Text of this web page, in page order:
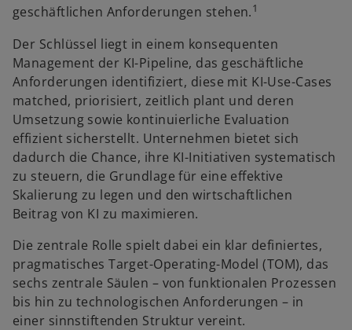
t
e
g
e
ö
f
f
n
e
t
geschäftlichen Anforderungen stehen.1
Der Schlüssel liegt in einem konsequenten
Management der KI-Pipeline, das geschäftliche
Anforderungen identifiziert, diese mit KI-Use-Cases
matched, priorisiert, zeitlich plant und deren
Umsetzung sowie kontinuierliche Evaluation
effizient sicherstellt. Unternehmen bietet sich
dadurch die Chance, ihre KI-Initiativen systematisch
zu steuern, die Grundlage für eine effektive
Skalierung zu legen und den wirtschaftlichen
Beitrag von KI zu maximieren.
Die zentrale Rolle spielt dabei ein klar definiertes,
pragmatisches Target-Operating-Model (TOM), das
sechs zentrale Säulen – von funktionalen Prozessen
bis hin zu technologischen Anforderungen – in
einer sinnstiftenden Struktur vereint.